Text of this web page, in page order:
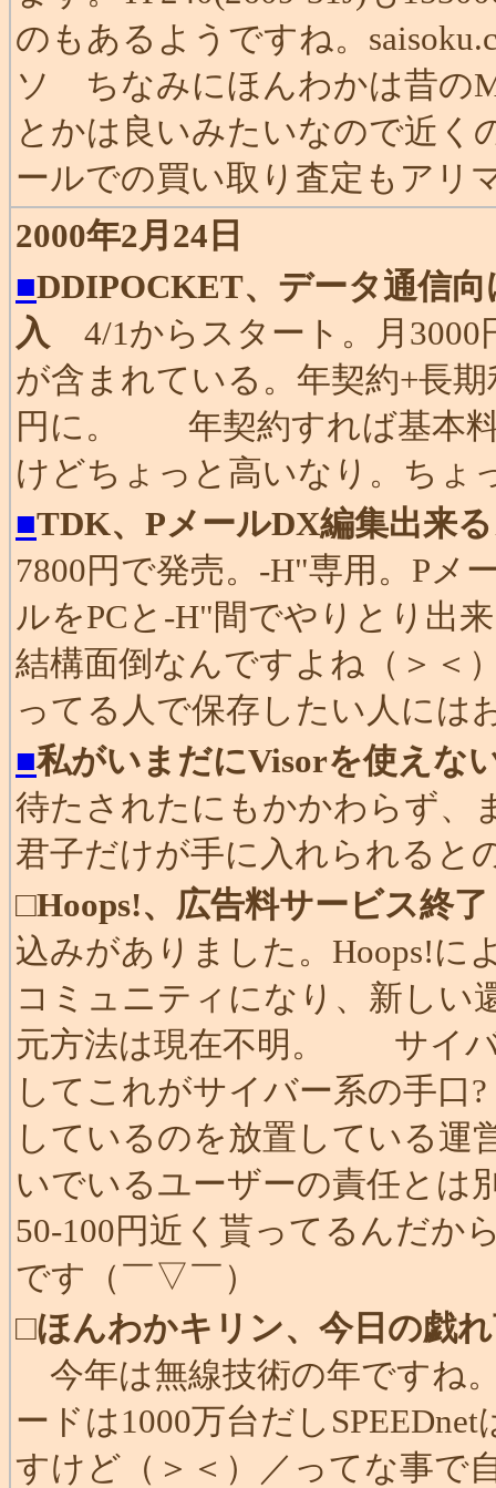
のもあるようですね。
ソ ちなみにほんわかは昔の
とかは良いみたいなので近く
ールでの買い取り査定もアリ
2000年2月24日
■DDIPOCKET、データ通信
入 4/1からスタート。月3000
が含まれている。年契約+長
円に。 年契約すれば基本料
けどちょっと高いなり。ちょ
■TDK、PメールDX編集出来
7800円で発売。-H"専用。Pメ
ルをPCと-H"間でやりとり
結構面倒なんですよね（＞＜
ってる人で保存したい人には
■私がいまだにVisorを使えな
待たされたにもかかわらず、
君子だけが手に入れられる
□Hoops!、広告料サービス終了
込みがありました。Hoops!に
コミュニティになり、新しい
元方法は現在不明。 サイバ
してこれがサイバー系の手口
しているのを放置している運
いでいるユーザーの責任とは
50-100円近く貰ってるんだか
です（￣▽￣）
□ほんわかキリン、今日の戯
今年は無線技術の年ですね
ードは1000万台だし
すけど（＞＜）／ってな事で